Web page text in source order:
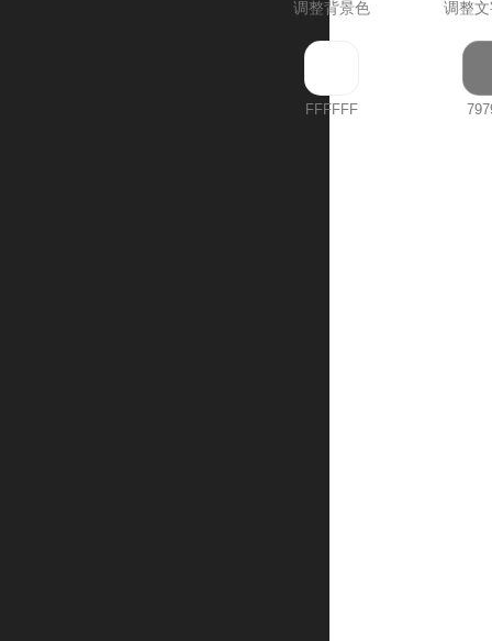
调整背景色 调整